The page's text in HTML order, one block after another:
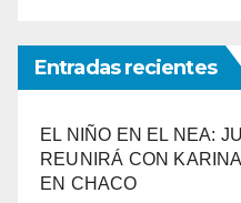
Entradas recientes
EL NIÑO EN EL NEA:
REUNIRÁ CON
EN CHACO